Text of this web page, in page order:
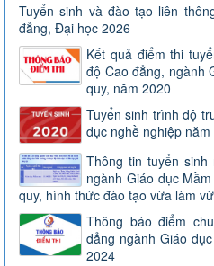
Tuyển sinh và đào tạo liên
đẳng, Đại học 2026
Kết quả điểm thi
độ Cao đẳng, ngành
quy, năm 2020
Tuyển sinh trình độ
dục nghề nghiệp năm
Thông tin tuyển
ngành Giáo dục
quy, hình thức đào tạo vừa làm
Thông báo điểm
đẳng ngành Giáo
2024